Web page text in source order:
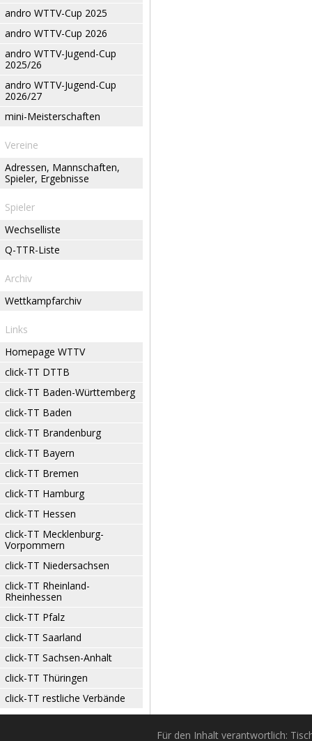
andro WTTV-Cup 2025
andro WTTV-Cup 2026
andro WTTV-Jugend-Cup
2025/26
andro WTTV-Jugend-Cup
2026/27
mini-Meisterschaften
Vereine
Adressen, Mannschaften,
Spieler, Ergebnisse
Spieler
Wechselliste
Q-TTR-Liste
Archiv
Wettkampfarchiv
Links
Homepage WTTV
click-TT DTTB
click-TT Baden-Württemberg
click-TT Baden
click-TT Brandenburg
click-TT Bayern
click-TT Bremen
click-TT Hamburg
click-TT Hessen
click-TT Mecklenburg-
Vorpommern
click-TT Niedersachsen
click-TT Rheinland-
Rheinhessen
click-TT Pfalz
click-TT Saarland
click-TT Sachsen-Anhalt
click-TT Thüringen
click-TT restliche Verbände
Für den Inhalt verantwortlich: